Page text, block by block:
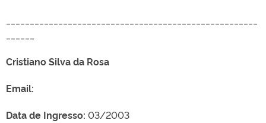
Cristiano Silva da Rosa
Email:
Data de Ingresso: 03/2003